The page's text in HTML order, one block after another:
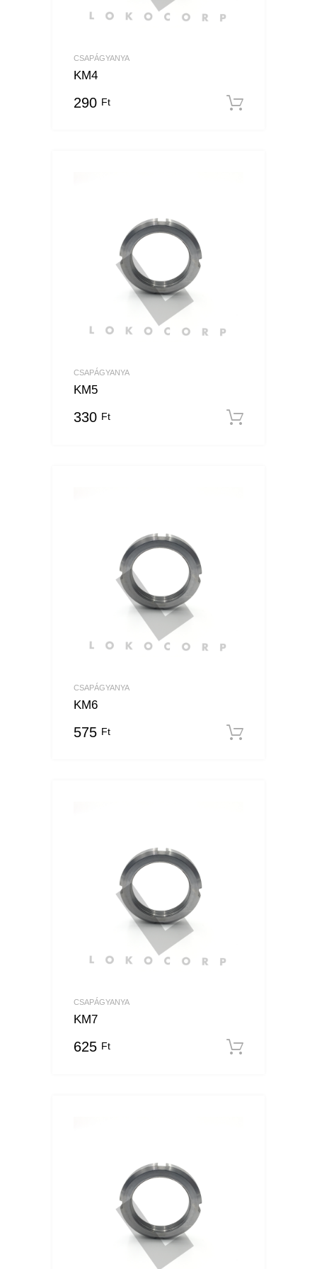
CSAPÁGYANYA
KM4
290 Ft
CSAPÁGYANYA
KM5
330 Ft
CSAPÁGYANYA
KM6
575 Ft
CSAPÁGYANYA
KM7
625 Ft